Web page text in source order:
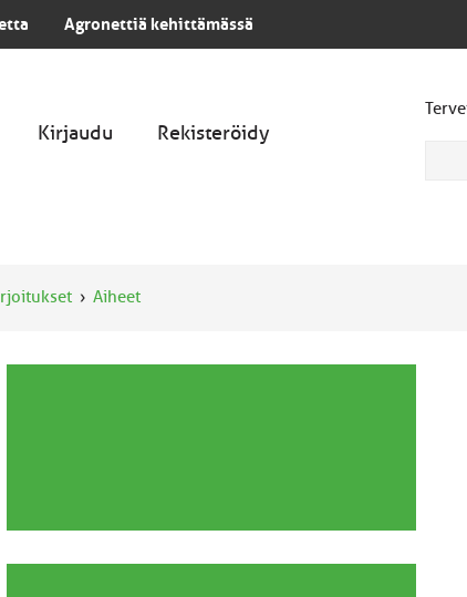
Agronettiä kehittämässä
Kirjaudu Rekisteröidy
Aiheet